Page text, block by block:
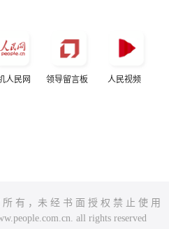
人民网 领导留言板 人民视频
有 ，未 经 书 面 授 权 禁 止 使 用
all rights reserved